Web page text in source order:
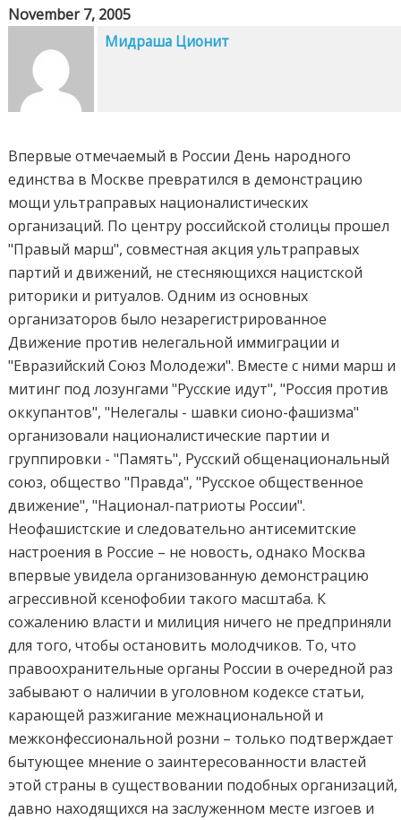
November 7, 2005
Мидраша Ционит
Впервые отмечаемый в России День народного
единства в Москве превратился в демонстрацию
мощи ультраправых националистических
организаций. По центру российской столицы прошел
"Правый марш", совместная акция ультраправых
партий и движений, не стесняющихся нацистской
риторики и ритуалов. Одним из основных
организаторов было незарегистрированное
Движение против нелегальной иммиграции и
"Евразийский Союз Молодежи". Вместе с ними марш и
митинг под лозунгами "Русские идут", "Россия против
оккупантов", "Нелегалы - шавки сиoно-фашизма"
организовали националистические партии и
группировки - "Память", Русский общенациональный
союз, общество "Правда", "Русское общественное
движение", "Национал-патриоты России".
Неофашистские и следовательно антисемитские
настроения в Россие – не новость, однако Москва
впервые увидела организованную демонстрацию
агрессивной ксенофобии такого масштаба. К
сожалению власти и милиция ничего не предприняли
для того, чтобы остановить молодчиков. То, что
правоохранительные органы России в очередной раз
забывают о наличии в уголовном кодексе статьи,
карающей разжигание межнациональной и
межконфессиональной розни – только подтверждает
бытующее мнение о заинтересованности властей
этой страны в существовании подобных организаций,
давно находящихся на заслуженном месте изгоев и